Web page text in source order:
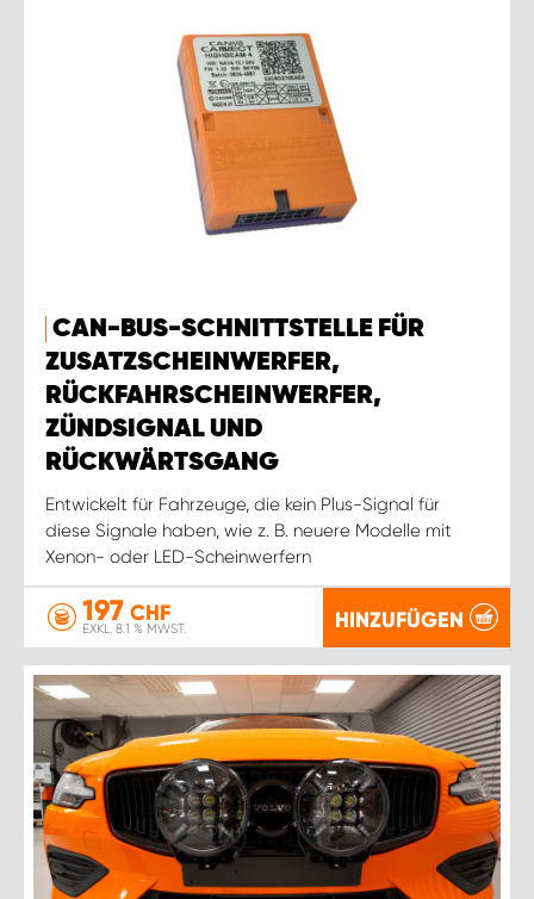
CAN-BUS-SCHNITTSTELLE FÜR
ZUSATZSCHEINWERFER,
RÜCKFAHRSCHEINWERFER,
ZÜNDSIGNAL UND
RÜCKWÄRTSGANG
Entwickelt für Fahrzeuge, die kein Plus-Signal für
diese Signale haben, wie z. B. neuere Modelle mit
Xenon- oder LED-Scheinwerfern
197 CHF
EXKL. 8.1 % MWST. HINZUFÜGEN